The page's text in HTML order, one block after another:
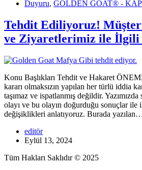
Duyuru, GOLDEN GOAT® -
Tehdit Ediliyoruz!
ve Ziyaretlerimiz ile İlgili
Konu Başlıkları Tehdit ve Hakaret
kararı olmaksızın yapılan her türlü iddia
taşımaz ve ispatlanmış değildir.
olayı ve bu olayın doğurduğu sonuçlar ile
değişiklikleri anlatıyoruz. Burada
editör
Eylül 13, 2024
Tüm Hakları Saklıdır © 2025